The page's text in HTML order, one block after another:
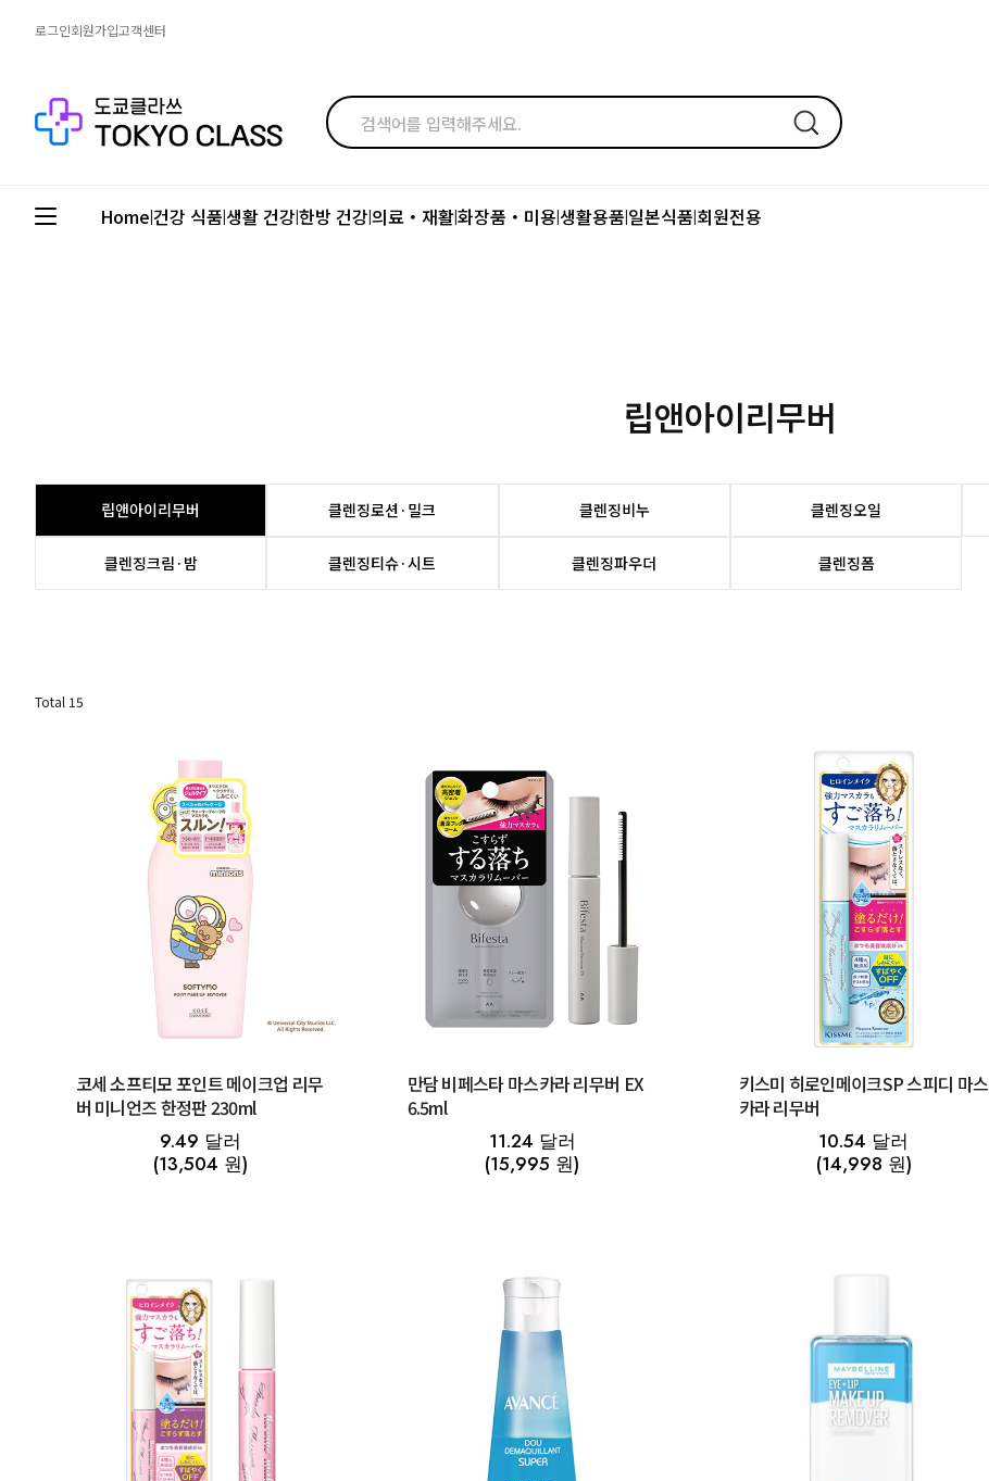
로그인회원가입고객센터
Home|건강 식품|생활 건강|한방 건강|의료・재활|화장품・미용|생활용품|일본식품|회원전용
립앤아이리무버
립앤아이리무버 클렌징로션·밀크 클렌징비누 클렌징오일
클렌징크림·밤 클렌징티슈·시트 클렌징파우더 클렌징폼
Total 15
코세 소프티모 포인트 메이크업 리무
버 미니언즈 한정판 230ml
9.49 달러
(13,504 원)
만담 비페스타 마스카라 리무버 EX
6.5ml
11.24 달러
(15,995 원)
키스미 히로인메이크SP 스피디 마스
카라 리무버
10.54 달러
(14,998 원)